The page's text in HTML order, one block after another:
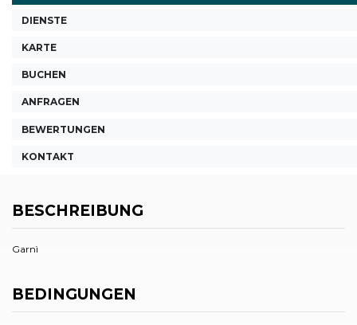
DIENSTE
KARTE
BUCHEN
ANFRAGEN
BEWERTUNGEN
KONTAKT
BESCHREIBUNG
Garnì
BEDINGUNGEN